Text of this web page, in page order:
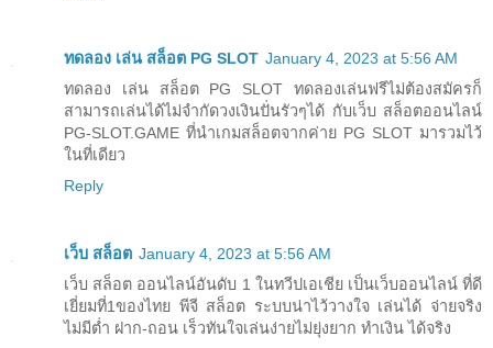
ทดลอง เล่น สล็อต PG SLOT January 4, 2023 at 5:56 AM
ทดลอง เล่น สล็อต PG SLOT ทดลองเล่นฟรีไม่ต้องสมัครก็
สามารถเล่นได้ไม่จำกัดวงเงินปั่นรัวๆได้ กับเว็บ สล็อตออนไลน์
PG-SLOT.GAME ที่นำเกมสล็อตจากค่าย PG SLOT มารวมไว้
ในที่เดียว
Reply
เว็บ สล็อต January 4, 2023 at 5:56 AM
เว็บ สล็อต ออนไลน์อันดับ 1 ในทวีปเอเชีย เป็นเว็บออนไลน์ ที่ดี
เยี่ยมที่1ของไทย พีจี สล็อต ระบบน่าไว้วางใจ เล่นได้ จ่ายจริง
ไม่มีต่ำ ฝาก-ถอน เร็วทันใจเล่นง่ายไม่ยุ่งยาก ทำเงิน ได้จริง